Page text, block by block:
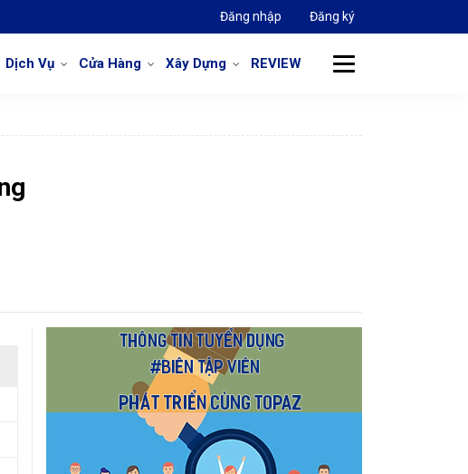
Đăng nhập Đăng ký
Dịch Vụ Cửa Hàng Xây Dựng REVIEW